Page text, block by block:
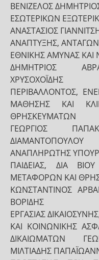
ΒΕΝΙΖΕΛΟΣ
ΕΣΩΤΕΡΙΚΩΝ
ΑΝΑΣΤΑΣΙΟΣ
ΑΝΑΠΤΥΞΗΣ,
ΕΘΝΙΚΗΣ ΑΜΥΝΑΣ ΚΑΙ
ΔΗΜΗΤΡΙΟΣ
ΧΡΥΣΟΧΟΪΔΗΣ
ΠΕΡΙΒΑΛΛΟΝΤΟΣ,
ΜΑΘΗΣΗΣ ΚΑΙ
ΘΡΗΣΚΕΥΜΑΤΩΝ
ΓΕΩΡΓΙΟΣ
ΔΙΑΜΑΝΤΟΠΟΥΛΟΥ
ΑΝΑΠΛΗΡΩΤΗΣ
ΠΑΙΔΕΙΑΣ, ΔΙΑ
ΜΕΤΑΦΟΡΩΝ ΚΑΙ
ΚΩΝΣΤΑΝΤΙΝΟΣ
ΒΟΡΙΔΗΣ
ΕΡΓΑΣΙΑΣ
ΚΑΙ ΚΟΙΝΩΝΙΚΗΣ
ΔΙΚΑΙΩΜΑΤΩΝ
ΜΙΛΤΙΑΔΗΣ